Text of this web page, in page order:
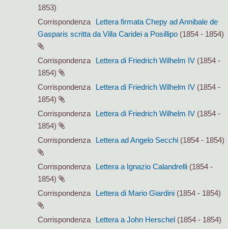
1853)
Corrispondenza
Lettera firmata Chepy ad Annibale de
Gasparis scritta da Villa Caridei a Posillipo (1854 - 1854)
Corrispondenza Lettera di Friedrich Wilhelm IV (1854 -
1854)
Corrispondenza
Lettera di Friedrich Wilhelm IV (1854 -
1854)
Corrispondenza
Lettera di Friedrich Wilhelm IV (1854 -
1854)
Corrispondenza
Lettera ad Angelo Secchi (1854 - 1854)
Corrispondenza Lettera a Ignazio Calandrelli (1854 -
1854)
Corrispondenza
Lettera di Mario Giardini (1854 - 1854)
Corrispondenza Lettera a John Herschel (1854 - 1854)